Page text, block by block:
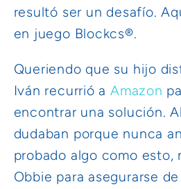
resultó ser un desafío.
en juego Blockcs®.
Queriendo que su hijo
Iván recurrió a Amazon
encontrar una solución.
dudaban porque nunca
probado algo como esto,
Obbie para asegurarse